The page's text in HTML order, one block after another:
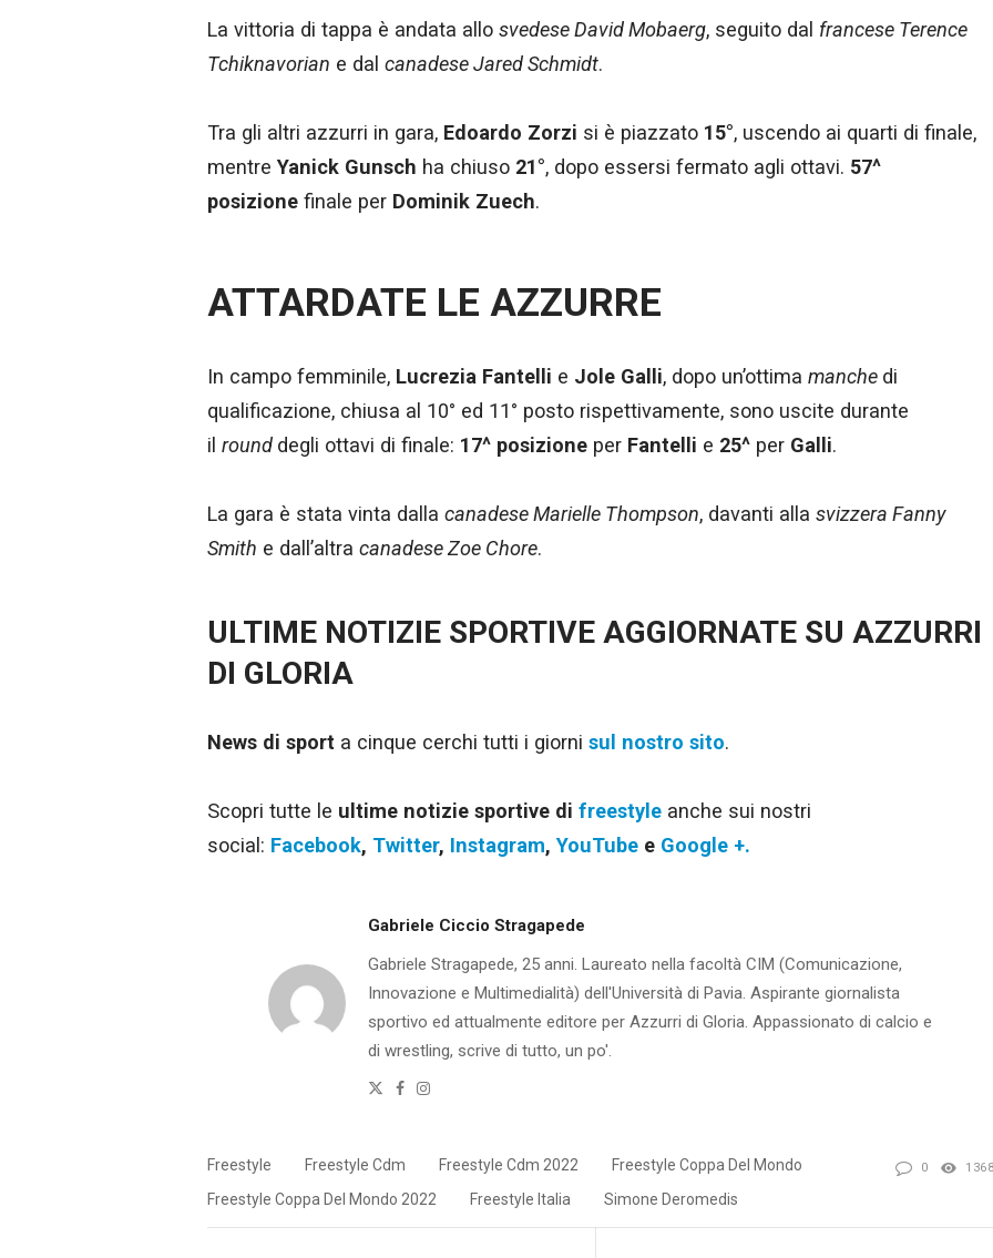
La vittoria di tappa è andata allo svedese David Mobaerg, seguito dal francese Terence
Tchiknavorian e dal canadese Jared Schmidt.
Tra gli altri azzurri in gara, Edoardo Zorzi si è piazzato 15°, uscendo ai quarti di finale,
mentre Yanick Gunsch ha chiuso 21°, dopo essersi fermato agli ottavi. 57^
posizione finale per Dominik Zuech.
ATTARDATE LE AZZURRE
In campo femminile, Lucrezia Fantelli e Jole Galli, dopo un’ottima manche di
qualificazione, chiusa al 10° ed 11° posto rispettivamente, sono uscite durante
il round degli ottavi di finale: 17^ posizione per Fantelli e 25^ per Galli.
La gara è stata vinta dalla canadese Marielle Thompson, davanti alla svizzera Fanny
Smith e dall’altra canadese Zoe Chore.
ULTIME NOTIZIE SPORTIVE AGGIORNATE SU AZZURRI
DI GLORIA
News di sport a cinque cerchi tutti i giorni sul nostro sito.
Scopri tutte le ultime notizie sportive di freestyle anche sui nostri
social: Facebook, Twitter, Instagram, YouTube e Google +.
Gabriele Ciccio Stragapede
Gabriele Stragapede, 25 anni. Laureato nella facoltà CIM (Comunicazione,
Innovazione e Multimedialità) dell'Università di Pavia. Aspirante giornalista
sportivo ed attualmente editore per Azzurri di Gloria. Appassionato di calcio e
di wrestling, scrive di tutto, un po'.
Twitter
Facebook
Instagram
Freestyle Freestyle Cdm Freestyle Cdm 2022
Freestyle Coppa Del Mondo
Freestyle Coppa Del Mondo 2022
Freestyle Italia Simone Deromedis
0 1368